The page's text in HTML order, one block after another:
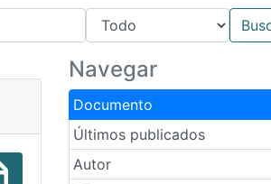
Navegar
Documento
Últimos publicados
Autor